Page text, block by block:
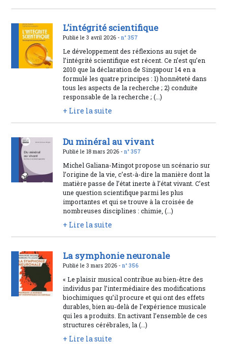
L’intégrité scientifique
Publié le 3 avril 2026 - n° 357
Le développement des réflexions au sujet de
l’intégrité scientifique est récent. Ce n’est qu’en
2010 que la déclaration de Singapour 14 en a
formulé les quatre principes : 1) honnêteté dans
tous les aspects de la recherche ; 2) conduite
responsable de la recherche ; (...)
+ Lire la suite
Du minéral au vivant
Publié le 18 mars 2026 - n° 357
Michel Galiana-Mingot propose un scénario sur
l’origine de la vie, c’est-à-dire la manière dont la
matière passe de l’état inerte à l’état vivant. C’est
une question scientifique parmi les plus
importantes et qui se trouve à la croisée de
nombreuses disciplines : chimie, (...)
+ Lire la suite
La symphonie neuronale
Publié le 3 mars 2026 - n° 356
« Le plaisir musical contribue au bien-être des
individus par l’intermédiaire des modifications
biochimiques qu’il procure et qui ont des effets
durables, bien au-delà de l’expérience musicale
qui les a produits. En activant l’ensemble de ces
structures cérébrales, la (...)
+ Lire la suite